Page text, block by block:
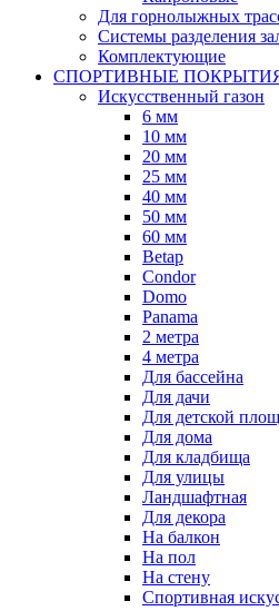
Для горнолыжных
Системы разделения
Комплектующие
СПОРТИВНЫЕ
Искусственный газон
6 мм
10 мм
20 мм
25 мм
40 мм
50 мм
60 мм
Betap
Condor
Domo
Panama
2 метра
4 метра
Для бассейна
Для дачи
Для детской
Для дома
Для кладбища
Для улицы
Ландшафтная
Для декора
На балкон
На пол
На стену
Спортивная